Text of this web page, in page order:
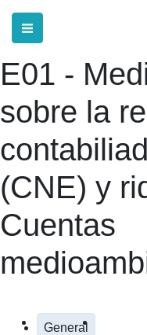
E01 -
sobre la
(CNE) y
Cuentas
General